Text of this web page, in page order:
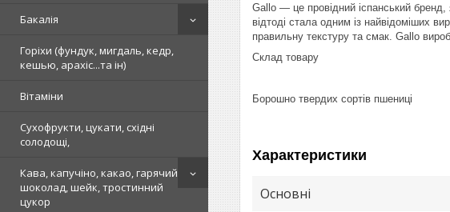
Бакалія
Горіхи (фундук, мигдаль, кедр,
кешью, арахіс...та ін)
Вітаміни
Сухофрукти, цукати, східні
солодощі,
Кава, капучіно, какао, гарячий
шоколад, шейк, тростинний
цукор
Gallo — це провідний іспанський бренд,
відтоді стала одним із найвідоміших
правильну текстуру та смак. Gallo
Склад товару
Борошно твердих сортів пшениці
Характеристики
Основні